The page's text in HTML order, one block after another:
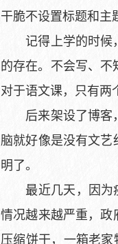
干脆不设置标题和主
记得上学的时候，
的存在。不会写、
对于语文课，只有两
后来架设了博客，
脑就好像是没有文
明了。
最近几天，因为疫
情况越来越严重，
压缩饼干，一箱老